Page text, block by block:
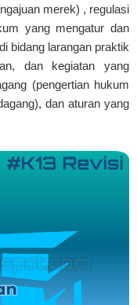
merek) , regulasi
yang mengatur dan
bidang larangan praktik
dan kegiatan yang
(pengertian hukum
dan aturan yang